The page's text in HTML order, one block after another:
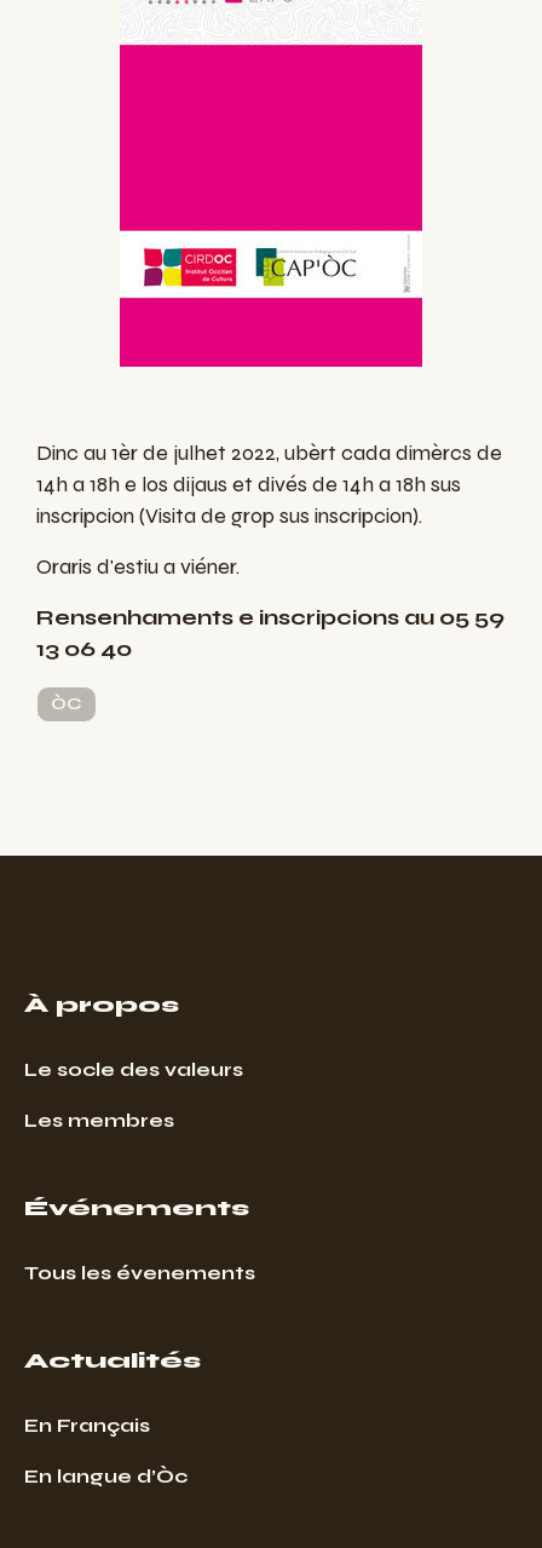
Dinc au1èrde julhet 2022, ubèrt cada dimèrcs de
14h a 18he los dijaus et divés de 14h a 18h sus
inscripcion (Visita de grop sus inscripcion).
Oraris d'estiu a viéner.
Rensenhaments e inscripcions au 05 59
13 06 40
ÒC
À propos
Le socle des valeurs
Les membres
Événements
Tous les évenements
Actualités
En Français
En langue d’Òc